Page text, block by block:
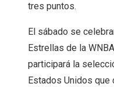
tres puntos.
El sábado se
Estrellas de la
participará la
Estados Unidos